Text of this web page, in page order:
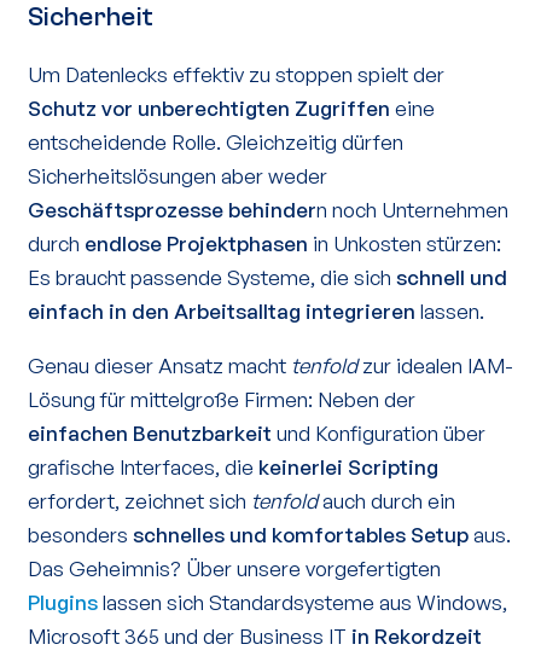
Sicherheit
Um Datenlecks effektiv zu stoppen spielt der
Schutz vor unberechtigten Zugriffen eine
entscheidende Rolle. Gleichzeitig dürfen
Sicherheitslösungen aber weder
Geschäftsprozesse behindern noch Unternehmen
durch endlose Projektphasen in Unkosten stürzen:
Es braucht passende Systeme, die sich schnell und
einfach in den Arbeitsalltag integrieren lassen.
Genau dieser Ansatz macht tenfoldzur idealen IAM-
Lösung für mittelgroße Firmen: Neben der
einfachen Benutzbarkeit und Konfiguration über
grafische Interfaces, die keinerlei Scripting
erfordert, zeichnet sich tenfoldauch durch ein
besonders schnelles und komfortables Setupaus.
Das Geheimnis? Über unsere vorgefertigten
Pluginslassen sich Standardsysteme aus Windows,
Microsoft 365 und der Business IT in Rekordzeit